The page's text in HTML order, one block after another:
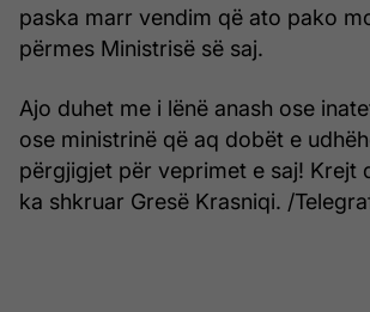
paska marr vendim që ato pako
përmes Ministrisë së saj.
Ajo duhet me i lënë anash ose
ose ministrinë që aq dobët e
përgjigjet për veprimet e saj! Krejt
ka shkruar Gresë Krasniqi. /